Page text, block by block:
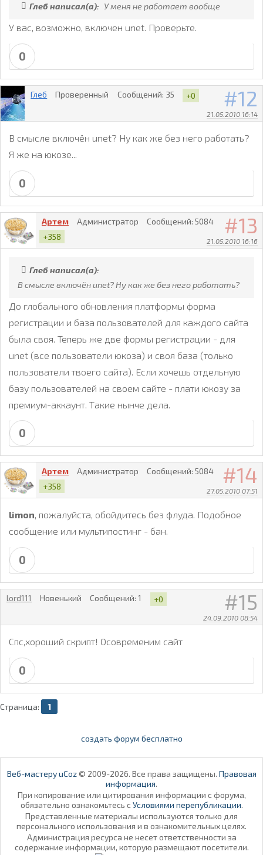
Глеб написал(а): У меня не работает вообще
У вас, возможно, включен unet. Проверьте.
0
12
21.05.2010 16:14
Глеб Проверенный Сообщений: 35 +0
В смысле включён unet? Ну как же без него работать?
Я же на юкозе...
0
13
21.05.2010 16:16
Артем Администратор Сообщений: 5084
+358
Глеб написал(а):
В смысле включён unet? Ну как же без него работать?
До глобального обновления платформы форма
регистрации и база пользователей для каждого сайта
была своя. Теперь же две формы регистрации - для
unet (все пользователи юкоза) и своя база (только
пользователи твоего сайта). Если хочешь отдельную
базу пользователей на своем сайте - плати юкозу за
премиум-аккаунт. Такие нынче дела.
0
14
27.05.2010 07:51
Артем Администратор Сообщений: 5084
+358
limon, пожалуйста, обойдитесь без флуда. Подобное
сообщение или мультипостинг - бан.
0
15
24.09.2010 08:54
lord111 Новенький Сообщений: 1 +0
Спс,хороший скрипт! Осовременим сайт
0
Страница: 1
создать форум бесплатно
Веб-мастеру uCoz© 2009-2026. Все права защищены. Правовая
информация.
При копирование или цитирования информации с форума,
обязательно ознакомьтесь с Условиями перепубликации.
Представленные материалы используются только для
персонального использования и в ознакомительных целях.
Администрация ресурса не несет ответственности за
содержание информации, которую размещают посетители.